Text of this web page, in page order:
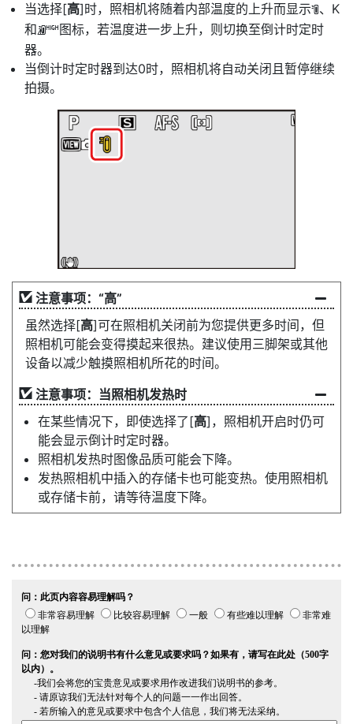
当选择[高]时，照相机将随着内部温度的上升而显示J、K
和M图标，若温度进一步上升，则切换至倒计时定时
器。
当倒计时定时器到达0时，照相机将自动关闭且暂停继续
拍摄。
注意事项：“高”
虽然选择[高]可在照相机关闭前为您提供更多时间，但
照相机可能会变得摸起来很热。建议使用三脚架或其他
设备以减少触摸照相机所花的时间。
注意事项：当照相机发热时
在某些情况下，即使选择了[高]，照相机开启时仍可
能会显示倒计时定时器。
照相机发热时图像品质可能会下降。
发热照相机中插入的存储卡也可能变热。使用照相机
或存储卡前，请等待温度下降。